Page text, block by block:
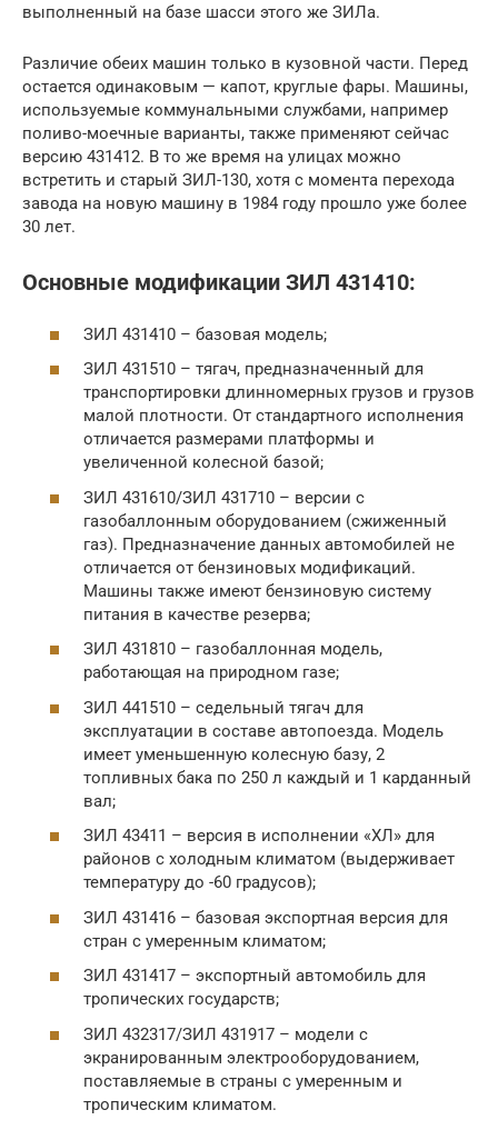
выполненный на базе шасси этого же ЗИЛа.
Различие обеих машин только в кузовной части. Перед
остается одинаковым — капот, круглые фары. Машины,
используемые коммунальными службами, например
поливо-моечные варианты, также применяют сейчас
версию 431412. В то же время на улицах можно
встретить и старый ЗИЛ-130, хотя с момента перехода
завода на новую машину в 1984 году прошло уже более
30 лет.
Основные модификации ЗИЛ 431410:
ЗИЛ 431410 – базовая модель;
ЗИЛ 431510 – тягач, предназначенный для
транспортировки длинномерных грузов и грузов
малой плотности. От стандартного исполнения
отличается размерами платформы и
увеличенной колесной базой;
ЗИЛ 431610/ЗИЛ 431710 – версии с
газобаллонным оборудованием (сжиженный
газ). Предназначение данных автомобилей не
отличается от бензиновых модификаций.
Машины также имеют бензиновую систему
питания в качестве резерва;
ЗИЛ 431810 – газобаллонная модель,
работающая на природном газе;
ЗИЛ 441510 – седельный тягач для
эксплуатации в составе автопоезда. Модель
имеет уменьшенную колесную базу, 2
топливных бака по 250 л каждый и 1 карданный
вал;
ЗИЛ 43411 – версия в исполнении «ХЛ» для
районов с холодным климатом (выдерживает
температуру до -60 градусов);
ЗИЛ 431416 – базовая экспортная версия для
стран с умеренным климатом;
ЗИЛ 431417 – экспортный автомобиль для
тропических государств;
ЗИЛ 432317/ЗИЛ 431917 – модели с
экранированным электрооборудованием,
поставляемые в страны с умеренным и
тропическим климатом.